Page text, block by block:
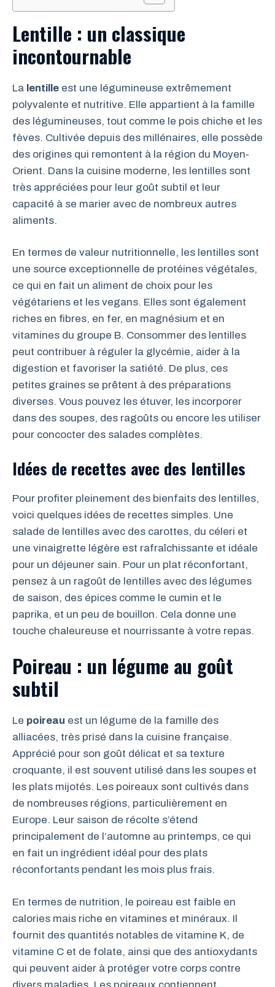
Lentille : un classique
incontournable
La lentille est une légumineuse extrêmement
polyvalente et nutritive. Elle appartient à la famille
des légumineuses, tout comme le pois chiche et les
fèves. Cultivée depuis des millénaires, elle possède
des origines qui remontent à la région du Moyen-
Orient. Dans la cuisine moderne, les lentilles sont
très appréciées pour leur goût subtil et leur
capacité à se marier avec de nombreux autres
aliments.
En termes de valeur nutritionnelle, les lentilles sont
une source exceptionnelle de protéines végétales,
ce qui en fait un aliment de choix pour les
végétariens et les vegans. Elles sont également
riches en fibres, en fer, en magnésium et en
vitamines du groupe B. Consommer des lentilles
peut contribuer à réguler la glycémie, aider à la
digestion et favoriser la satiété. De plus, ces
petites graines se prêtent à des préparations
diverses. Vous pouvez les étuver, les incorporer
dans des soupes, des ragoûts ou encore les utiliser
pour concocter des salades complètes.
Idées de recettes avec des lentilles
Pour profiter pleinement des bienfaits des lentilles,
voici quelques idées de recettes simples. Une
salade de lentilles avec des carottes, du céleri et
une vinaigrette légère est rafraîchissante et idéale
pour un déjeuner sain. Pour un plat réconfortant,
pensez à un ragoût de lentilles avec des légumes
de saison, des épices comme le cumin et le
paprika, et un peu de bouillon. Cela donne une
touche chaleureuse et nourrissante à votre repas.
Poireau : un légume au goût
subtil
Le poireau est un légume de la famille des
alliacées, très prisé dans la cuisine française.
Apprécié pour son goût délicat et sa texture
croquante, il est souvent utilisé dans les soupes et
les plats mijotés. Les poireaux sont cultivés dans
de nombreuses régions, particulièrement en
Europe. Leur saison de récolte s’étend
principalement de l’automne au printemps, ce qui
en fait un ingrédient idéal pour des plats
réconfortants pendant les mois plus frais.
En termes de nutrition, le poireau est faible en
calories mais riche en vitamines et minéraux. Il
fournit des quantités notables de vitamine K, de
vitamine C et de folate, ainsi que des antioxydants
qui peuvent aider à protéger votre corps contre
divers maladies. Les poireaux contiennent